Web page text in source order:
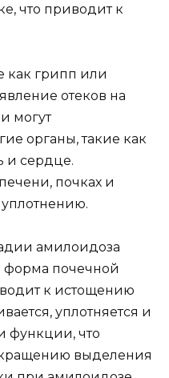
что приводит к
как грипп или
отеков на
могут
органы, такие как
и сердце.
почках и
амилоидоза
форма почечной
к истощению
уплотняется и
функции, что
выделения